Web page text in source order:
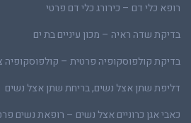
רופא כלי דם – כירורג כלי דם פרטי
בדיקת שדה ראיה – מכון עיניים בת ים
בדיקת קולפוסקופיה פרטית – קולפוסקופיה
דליפת שתן אצל נשים, בריחת שתן אצל נשים
כאבי אגן כרוניים אצל נשים – רופאת נשים